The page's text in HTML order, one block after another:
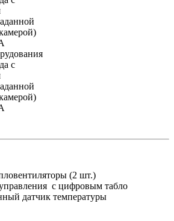
(2 шт.)
с цифровым табло
датчик температуры